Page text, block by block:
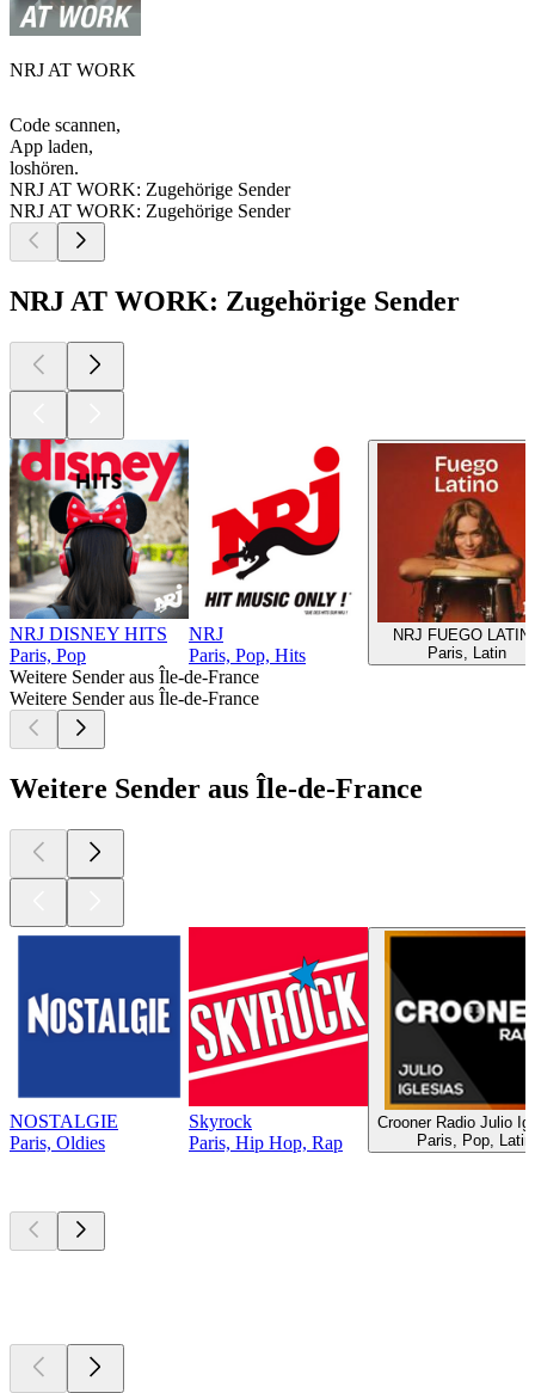
NRJ AT WORK
Code scannen,
App laden,
loshören.
NRJ AT WORK: Zugehörige Sender
NRJ AT WORK: Zugehörige Sender
NRJ AT WORK: Zugehörige Sender
NRJ DISNEY HITS
Paris, Pop
NRJ
Paris, Pop, Hits
NRJ FUEGO
Paris, Latin
Weitere Sender aus Île-de-France
Weitere Sender aus Île-de-France
Weitere Sender aus Île-de-France
NOSTALGIE
Paris, Oldies
Skyrock
Paris, Hip Hop, Rap
Crooner Radio Julio
Paris, Pop, Latin